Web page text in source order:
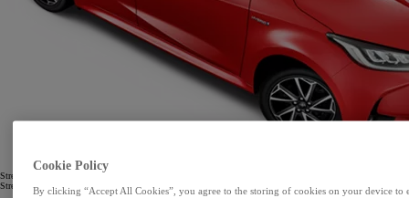
Strešné nosiče
Strešný nosič bicyklov
Cookie Policy
By clicking “Accept All Cookies”, you agree to the storing of cookies on your device to